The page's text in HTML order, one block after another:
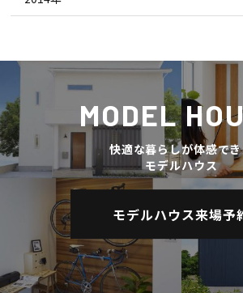
MODEL
快適な暮らしが体感で
モデルハウス
モデルハウス来場予